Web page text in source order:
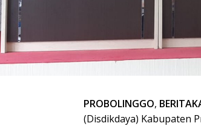
PROBOLINGGO,
(Disdikdaya) Kabupaten